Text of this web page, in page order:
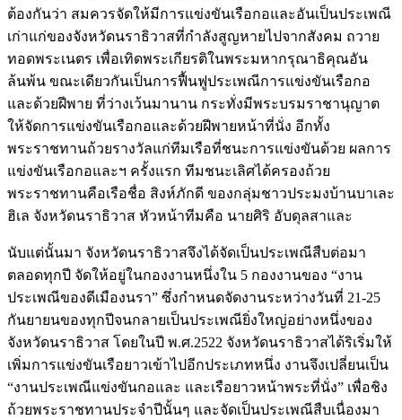
ต้องกันว่า สมควรจัดให้มีการแข่งขันเรือกอและอันเป็นประเพณี
เก่าแก่ของจังหวัดนราธิวาสที่กำลังสูญหายไปจากสังคม ถวาย
ทอดพระเนตร เพื่อเทิดพระเกียรติในพระมหากรุณาธิคุณอัน
ล้นพ้น ขณะเดียวกันเป็นการฟื้นฟูประเพณีการแข่งขันเรือกอ
และด้วยฝีพาย ที่ว่างเว้นมานาน กระทั่งมีพระบรมราชานุญาต
ให้จัดการแข่งขันเรือกอและด้วยฝีพายหน้าที่นั่ง อีกทั้ง
พระราชทานถ้วยรางวัลแก่ทีมเรือที่ชนะการแข่งขันด้วย ผลการ
แข่งขันเรือกอและฯ ครั้งแรก ทีมชนะเลิศได้ครองถ้วย
พระราชทานคือเรือชื่อ สิงห์ภักดี ของกลุ่มชาวประมงบ้านบาเละ
ฮิเล จังหวัดนราธิวาส หัวหน้าทีมคือ นายศิริ อับดุลสาและ
นับแต่นั้นมา จังหวัดนราธิวาสจึงได้จัดเป็นประเพณีสืบต่อมา
ตลอดทุกปี จัดให้อยู่ในกองงานหนึ่งใน 5 กองงานของ “งาน
ประเพณีของดีเมืองนรา” ซึ่งกำหนดจัดงานระหว่างวันที่ 21-25
กันยายนของทุกปีจนกลายเป็นประเพณียิ่งใหญ่อย่างหนึ่งของ
จังหวัดนราธิวาส โดยในปี พ.ศ.2522 จังหวัดนราธิวาสได้ริเริ่มให้
เพิ่มการแข่งขันเรือยาวเข้าไปอีกประเภทหนึ่ง งานจึงเปลี่ยนเป็น
“งานประเพณีแข่งขันกอและ และเรือยาวหน้าพระที่นั่ง” เพื่อชิง
ถ้วยพระราชทานประจำปีนั้นๆ และจัดเป็นประเพณีสืบเนื่องมา